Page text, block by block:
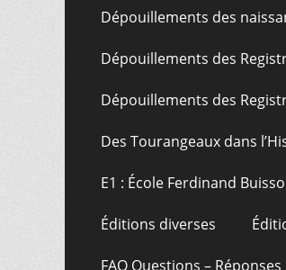
Dépouillements des
Dépouillements des
Dépouillements des
Des Tourangeaux dans
E1 : École Ferdinand
Éditions diverses
FAQ Questions – Réponses